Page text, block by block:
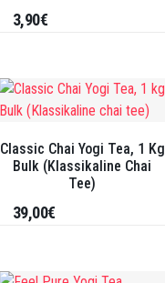
3,90€
Classic Chai Yogi Tea, 1 Kg
Bulk (Klassikaline Chai
Tee)
39,00€